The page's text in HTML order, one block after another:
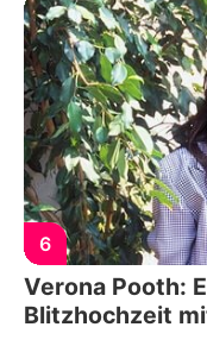
6
Verona Pooth:
Blitzhochzeit